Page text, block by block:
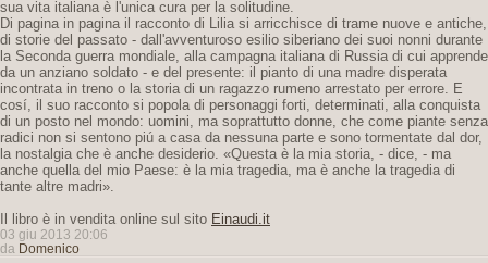
sua vita italiana è l'unica cura per la solitudine.
Di pagina in pagina il racconto di Lilia si arricchisce di trame nuove e antiche,
di storie del passato - dall'avventuroso esilio siberiano dei suoi nonni durante
la Seconda guerra mondiale, alla campagna italiana di Russia di cui apprende
da un anziano soldato - e del presente: il pianto di una madre disperata
incontrata in treno o la storia di un ragazzo rumeno arrestato per errore. E
cosí, il suo racconto si popola di personaggi forti, determinati, alla conquista
di un posto nel mondo: uomini, ma soprattutto donne, che come piante senza
radici non si sentono piú a casa da nessuna parte e sono tormentate dal dor,
la nostalgia che è anche desiderio. «Questa è la mia storia, - dice, - ma
anche quella del mio Paese: è la mia tragedia, ma è anche la tragedia di
tante altre madri».
Il libro è in vendita online sul sito Einaudi.it
03 giu 2013 20:06
da Domenico